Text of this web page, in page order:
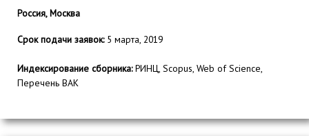
Россия, Москва
Срок подачи заявок:5 марта, 2019
Индексирование сборника:РИНЦ, Scopus, Web of Science,
Перечень ВАК